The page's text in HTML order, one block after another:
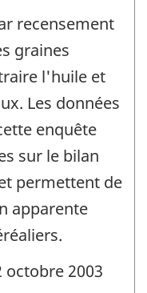
recensement
graines
l'huile et
Les données
enquête
sur le bilan
permettent de
apparente
octobre 2003